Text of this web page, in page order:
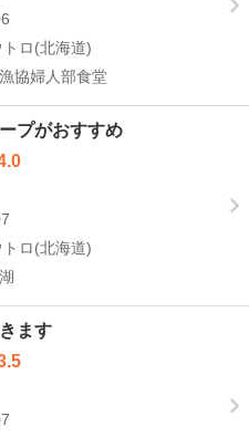
ロ(北海道)
協婦人部食堂
プがおすすめ
ロ(北海道)
ます